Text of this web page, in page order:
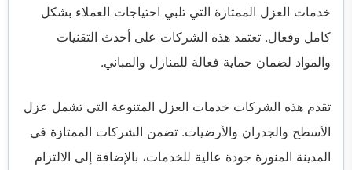
خدمات العزل الممتازة التي تلبي احتياجات العملاء بشكل
كامل وفعال. تعتمد هذه الشركات على أحدث التقنيات
والمواد لضمان حماية فعالة للمنازل والمباني.
تقدم هذه الشركات خدمات العزل المتنوعة التي تشمل عزل
الأسطح والجدران والأرضيات. تضمن الشركات الممتازة في
المدينة المنورة جودة عالية للخدمات، بالإضافة إلى الالتزام